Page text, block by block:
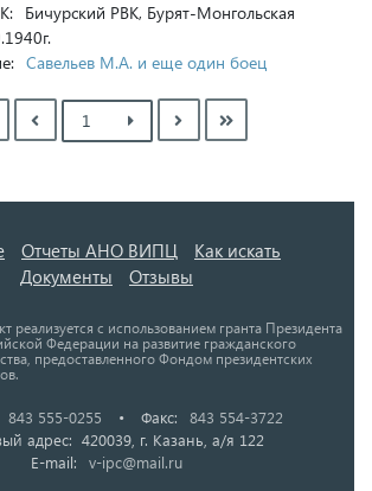
Бичурский РВК, Бурят-Монгольская
Савельев М.А. и еще один боец
Отчеты АНО ВИПЦ
Как искать
Документы
Отзывы
реализуется с использованием гранта Президента
Федерации на развитие гражданского
предоставленного Фондом президентских
843 555-0255 • Факс:
843 554-3722
адрес: 420039, г. Казань, а/я 122
E-mail:
v-ipc@mail.ru